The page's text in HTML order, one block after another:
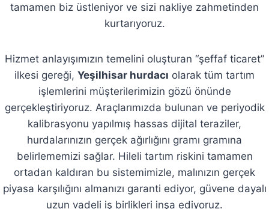
tamamen biz üstleniyor ve sizi nakliye zahmetinden
kurtarıyoruz.
Hizmet anlayışımızın temelini oluşturan “şeffaf ticaret”
ilkesi gereği, Yeşilhisar hurdacı olarak tüm tartım
işlemlerini müşterilerimizin gözü önünde
gerçekleştiriyoruz. Araçlarımızda bulunan ve periyodik
kalibrasyonu yapılmış hassas dijital teraziler,
hurdalarınızın gerçek ağırlığını gramı gramına
belirlememizi sağlar. Hileli tartım riskini tamamen
ortadan kaldıran bu sistemimizle, malınızın gerçek
piyasa karşılığını almanızı garanti ediyor, güvene dayalı
uzun vadeli iş birlikleri inşa ediyoruz.